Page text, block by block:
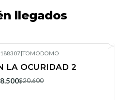
llegados
|TOMODOMO
LA OCURIDAD 2
$20.600